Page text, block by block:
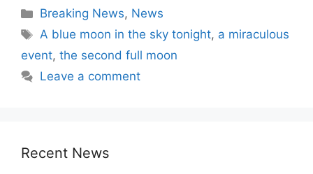
Categories
Breaking News, News
Tags
A blue moon in the sky tonight, a miraculous
event, the second full moon
Leave a comment
Recent News